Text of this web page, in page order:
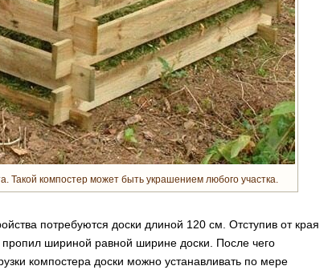
Такой компостер может быть украшением любого участка.
потребуются доски длиной 120 см. Отступив от края
шириной равной ширине доски. После чего
компостера доски можно устанавливать по мере